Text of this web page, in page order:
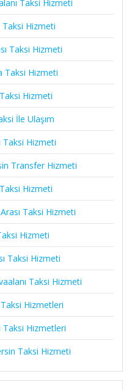
Taksi Hizmeti
Taksi Hizmeti
Taksi Hizmeti
Taksi Hizmeti
Hizmeti
İle Ulaşım
Taksi Hizmeti
Transfer Hizmeti
Hizmeti
Taksi Hizmeti
Hizmeti
Taksi Hizmeti
Taksi Hizmeti
Hizmetleri
Taksi Hizmetleri
Taksi Hizmeti